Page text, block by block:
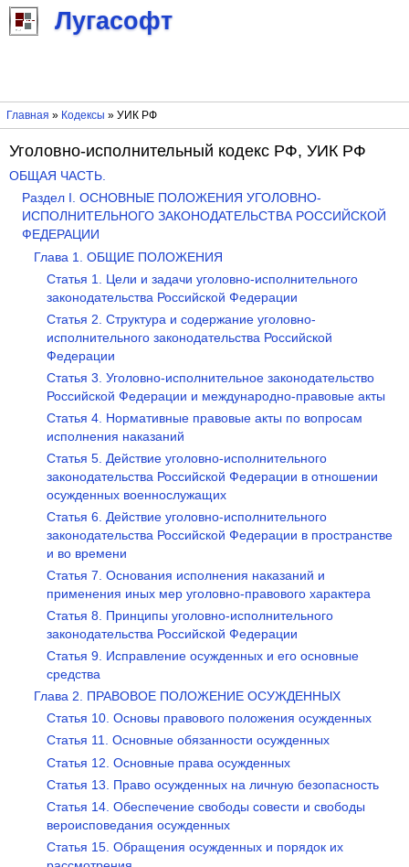
Лугасофт
Главная » Кодексы » УИК РФ
Уголовно-исполнительный кодекс РФ, УИК РФ
ОБЩАЯ ЧАСТЬ.
Раздел I. ОСНОВНЫЕ ПОЛОЖЕНИЯ УГОЛОВНО-
ИСПОЛНИТЕЛЬНОГО ЗАКОНОДАТЕЛЬСТВА РОССИЙСКОЙ
ФЕДЕРАЦИИ
Глава 1. ОБЩИЕ ПОЛОЖЕНИЯ
Статья 1. Цели и задачи уголовно-исполнительного
законодательства Российской Федерации
Статья 2. Структура и содержание уголовно-
исполнительного законодательства Российской
Федерации
Статья 3. Уголовно-исполнительное законодательство
Российской Федерации и международно-правовые акты
Статья 4. Нормативные правовые акты по вопросам
исполнения наказаний
Статья 5. Действие уголовно-исполнительного
законодательства Российской Федерации в отношении
осужденных военнослужащих
Статья 6. Действие уголовно-исполнительного
законодательства Российской Федерации в пространстве
и во времени
Статья 7. Основания исполнения наказаний и
применения иных мер уголовно-правового характера
Статья 8. Принципы уголовно-исполнительного
законодательства Российской Федерации
Статья 9. Исправление осужденных и его основные
средства
Глава 2. ПРАВОВОЕ ПОЛОЖЕНИЕ ОСУЖДЕННЫХ
Статья 10. Основы правового положения осужденных
Статья 11. Основные обязанности осужденных
Статья 12. Основные права осужденных
Статья 13. Право осужденных на личную безопасность
Статья 14. Обеспечение свободы совести и свободы
вероисповедания осужденных
Статья 15. Обращения осужденных и порядок их